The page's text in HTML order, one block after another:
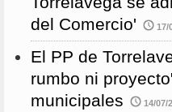
del Comercio'
17/
El PP de
rumbo ni
municipales
14/07/